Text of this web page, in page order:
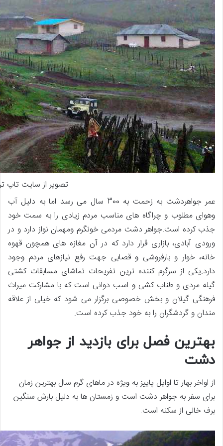
تصویر از سایت تاپ
عمر جواهردشت به زحمت به 300 سال می رسد اما به دلیل آب
وهوای مطلوب و چراگاه های مناسب مردم زیادی را به سمت خود
جذب کرده است.جواهر دشت مردمی خونگرم ومهمان نواز دارد و در
ورودی آبادی، بازاری قرار دارد که در آن مغازه های همچون قهوه
خانه، خوار و بارفروشی و قصابی جهت رفع نیازهای مردم وجود
دارد.یکی از سرگرم کننده ترین تفریحات تماشای مسابقات کشتی
گیله مردی و طناب کشی و اسب دوانی است که با مشارکت میراث
فرهنگی گیلان و بخش خصوصی برگزار می شود که خیلی از علاقه
مندان و گردشگران را به خود جذب کرده است.
بهترین فصل برای بازدید از جواهر
دشت
از اواخر بهار تا اوایل پاییز به ویژه در ماهای گرم سال بهترین زمان
برای سفر به جواهر دشت است و زمستان ها به دلیل بارش سنگین
برف خالی از سکنه است.